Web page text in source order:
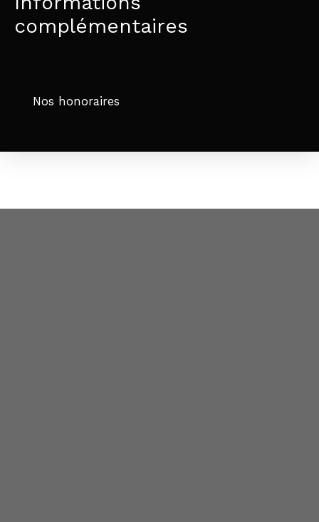
complémentaires
Nos honoraires